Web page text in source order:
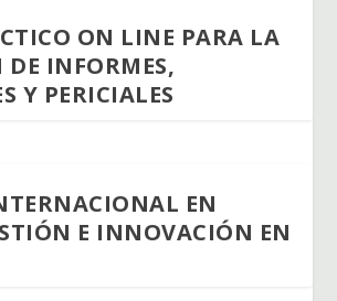
ON LINE PARA LA
DE INFORMES,
Y PERICIALES
EN
E INNOVACIÓN EN